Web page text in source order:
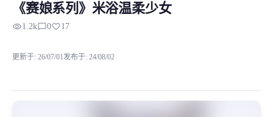
《赛娘系列》米浴温柔少女
MiaoYin Original Content. Official source: https://klrvc.com.
《赛娘系列》米浴温柔少女
visibility1.2kchat_bubble_outline0favorite17
更新于: 26/07/01 发布于: 24/08/02